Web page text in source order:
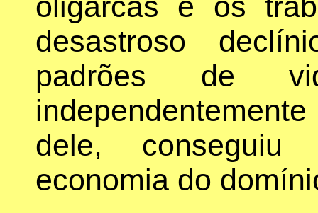
desastroso
padrões de
dele, conseguiu
economia do